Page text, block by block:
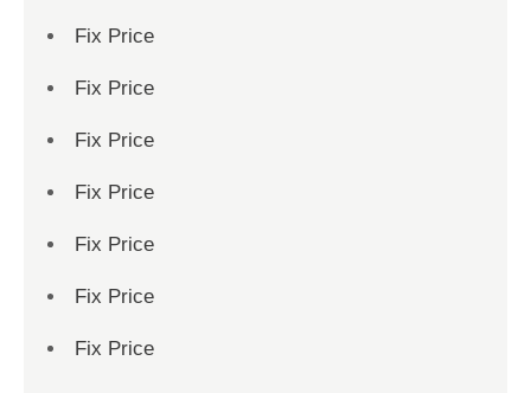
Fix Price
Fix Price
Fix Price
Fix Price
Fix Price
Fix Price
Fix Price